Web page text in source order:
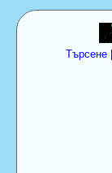
Търсене|